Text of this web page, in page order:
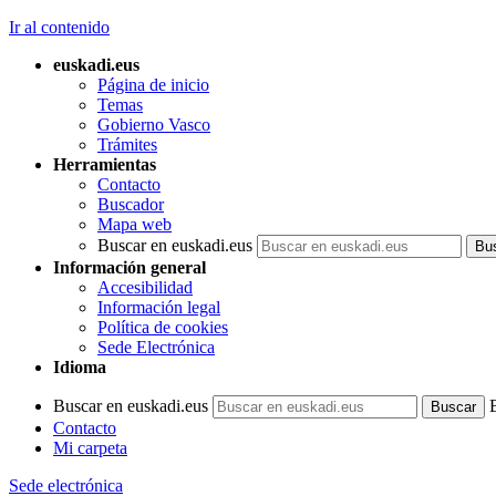
Ir al contenido
euskadi.eus
Página de inicio
Temas
Gobierno Vasco
Trámites
Herramientas
Contacto
Buscador
Mapa web
Buscar en euskadi.eus
Información general
Accesibilidad
Información legal
Política de cookies
Sede Electrónica
Idioma
Buscar en euskadi.eus
Contacto
Mi carpeta
Sede electrónica